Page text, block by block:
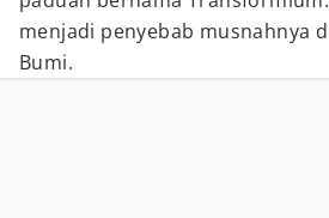
menjadi penyebab musnahnya
Bumi.